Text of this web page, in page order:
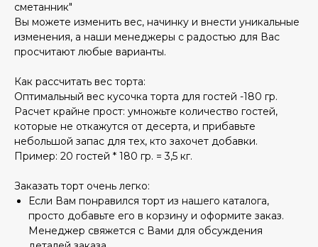
сметанник"
Вы можете изменить вес, начинку и внести уникальные
изменения, а наши менеджеры с радостью для Вас
просчитают любые варианты.
Как рассчитать вес торта:
Оптимальный вес кусочка торта для гостей -180 гр.
Расчет крайне прост: умножьте количество гостей,
которые не откажутся от десерта, и прибавьте
небольшой запас для тех, кто захочет добавки.
Пример: 20 гостей * 180 гр. = 3,5 кг.
Заказать торт очень легко:
Если Вам понравился торт из нашего каталога,
просто добавьте его в корзину и оформите заказ.
Менеджер свяжется с Вами для обсуждения